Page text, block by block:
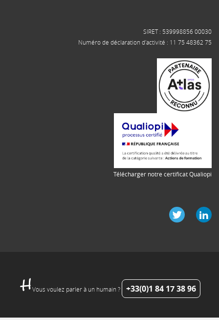
SIRET : 539998856 00030
Numéro de déclaration d'activité : 11 75 48362 75
Télécharger notre certificat Qualiopi
Vous voulez parler à un humain ? +33(0)1 84 17 38 96